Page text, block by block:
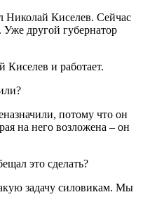
Николай Киселев. Сейчас
Уже другой губернатор
Киселев и работает.
потому что он
на него возложена – он
это сделать?
задачу силовикам. Мы